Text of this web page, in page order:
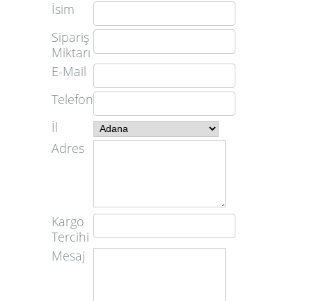
İsim
Sipariş
Miktarı
E-Mail
Telefon
İl
Adres
Kargo
Tercihi
Mesaj